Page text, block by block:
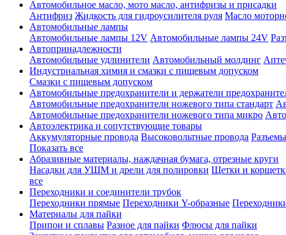
Автомобильное масло, мото масло, антифризы и присадки
Антифриз Жидкость для гидроусилителя руля Масло
Автомобильные лампы
Автомобильные лампы 12V Автомобильные лампы 24V
Автопринадлежности
Автомобильные удлинители Автомобильный молдинг
Индустриальная химия и смазки с пищевым допуском
Смазки с пищевым допуском
Автомобильные предохранители и держатели
Автомобильные предохранители ножевого типа стандарт
Автомобильные предохранители ножевого типа микро
Автоэлектрика и сопутствующие товары
Аккумуляторные провода Высоковольтные провода
Показать все
Абразивные материалы, наждачная бумага, отрезные круги
Насадки для УШМ и дрели для полировки Щетки и
все
Переходники и соединители трубок
Переходники прямые Переходники Y-образные
Материалы для пайки
Припои и сплавы Разное для пайки Флюсы для пайки